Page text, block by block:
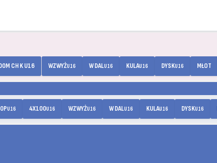
CH K U16 WZWYŻU16 W DALU16 KULAU16 DYSKU16 MŁOT
U16 4X100U16 WZWYŻU16 W DALU16 KULAU16 DYSKU16